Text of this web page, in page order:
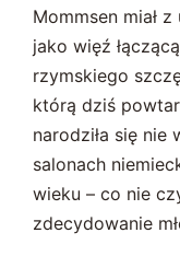
Mommsen miał
jako więź
rzymskiego
którą dziś
narodziła się nie
salonach
wieku – co nie
zdecydowanie